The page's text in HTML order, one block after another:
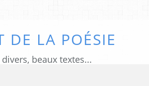
DE LA POÉSIE
beaux textes...